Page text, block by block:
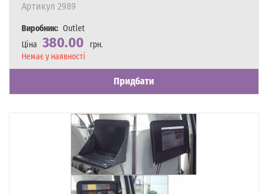
Артикул 2989
Виробник: Outlet
Ціна 380.00
грн.
Наявність
Немає у наявності
Придбати